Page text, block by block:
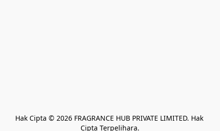
Hak Cipta © 2026 FRAGRANCE HUB PRIVATE LIMITED. Hak
Cipta Terpelihara.